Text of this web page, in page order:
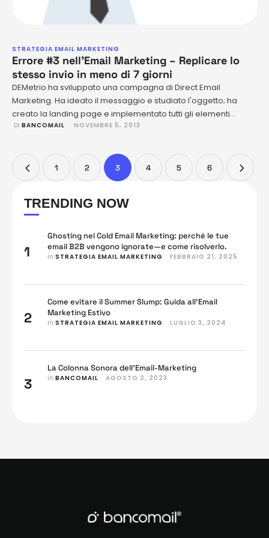
STRATEGIA EMAIL MARKETING
Errore #3 nell’Email Marketing – Replicare lo
stesso invio in meno di 7 giorni
DEMetrio ha sviluppato una campagna di Direct Email
Marketing. Ha ideato il messaggio e studiato l'oggetto; ha
creato la landing page e implementato tutti gli elementi
necessari per una DEM di successo. La campagna di Email
inviare nuovamente la stessa campagna DEM agli stessi
destinatari dopo …
Di BANCOMAIL NOVEMBRE 5, 2013
1 2 3 4 5 6
TRENDING NOW
1
Ghosting nel Cold Email Marketing: perché le tue
email B2B vengono ignorate—e come risolverlo.
in STRATEGIA EMAIL MARKETING FEBBRAIO 21, 2025
2
Come evitare il Summer Slump: Guida all’Email
Marketing Estivo
in STRATEGIA EMAIL MARKETING LUGLIO 3, 2024
3
La Colonna Sonora dell’Email-Marketing
in BANCOMAIL AGOSTO 2, 2023